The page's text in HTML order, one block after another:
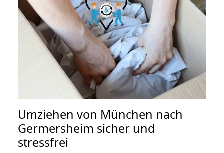
Umziehen von München nach
Germersheim sicher und
stressfrei